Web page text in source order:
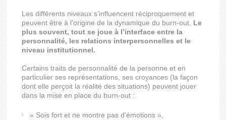
Les différents niveaux s’influencent réciproquement et
peuvent être à l’origine de la dynamique du burn-out. Le
plus souvent, tout se joue à l’interface entre la
personnalité, les relations interpersonnelles et le
niveau institutionnel.
Certains traits de personnalité de la personne et en
particulier ses représentations, ses croyances (la façon
dont elle perçoit la réalité des situations) peuvent jouer
dans la mise en place du burn-out :
« Sois fort et ne montre pas d’émotions »,